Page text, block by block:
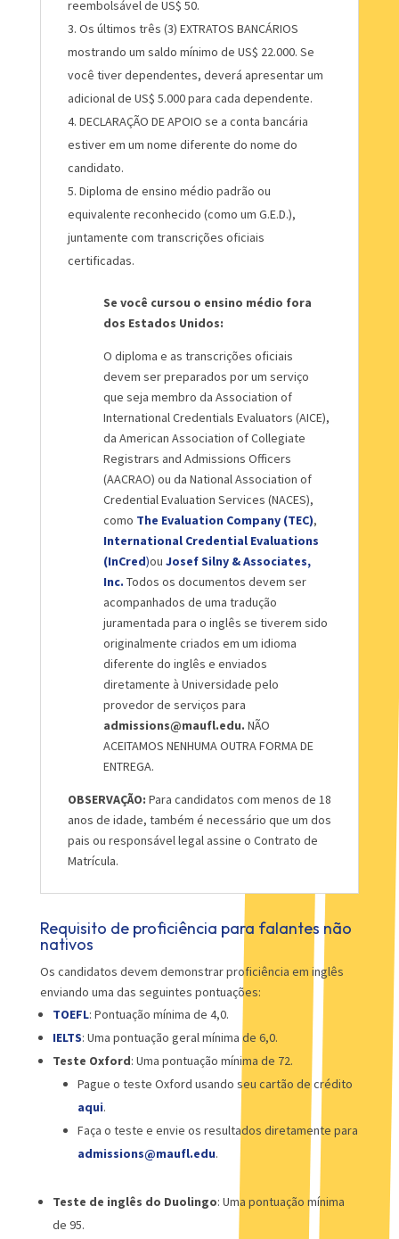
reembolsável de US$ 50.
Os últimos três (3) EXTRATOS BANCÁRIOS
mostrando um saldo mínimo de US$ 22.000. Se
você tiver dependentes, deverá apresentar um
adicional de US$ 5.000 para cada dependente.
DECLARAÇÃO DE APOIO se a conta bancária
estiver em um nome diferente do nome do
candidato.
Diploma de ensino médio padrão ou
equivalente reconhecido (como um G.E.D.),
juntamente com transcrições oficiais
certificadas.
Se você cursou o ensino médio fora
dos Estados Unidos:
O diploma e as transcrições oficiais
devem ser preparados por um serviço
que seja membro da Association of
International Credentials Evaluators (AICE),
da American Association of Collegiate
Registrars and Admissions Officers
(AACRAO) ou da National Association of
Credential Evaluation Services (NACES),
como The Evaluation Company (TEC),
International Credential Evaluations
(InCred)ou Josef Silny & Associates,
Inc. Todos os documentos devem ser
acompanhados de uma tradução
juramentada para o inglês se tiverem sido
originalmente criados em um idioma
diferente do inglês e enviados
diretamente à Universidade pelo
provedor de serviços para
admissions@maufl.edu. NÃO
ACEITAMOS NENHUMA OUTRA FORMA DE
ENTREGA.
OBSERVAÇÃO: Para candidatos com menos de 18
anos de idade, também é necessário que um dos
pais ou responsável legal assine o Contrato de
Matrícula.
Requisito de proficiência para falantes não
nativos
Os candidatos devem demonstrar proficiência em inglês
enviando uma das seguintes pontuações:
TOEFL: Pontuação mínima de 4,0.
IELTS: Uma pontuação geral mínima de 6,0.
Teste Oxford: Uma pontuação mínima de 72.
Pague o teste Oxford usando seu cartão de crédito
aqui.
Faça o teste e envie os resultados diretamente para
admissions@maufl.edu.
Teste de inglês do Duolingo: Uma pontuação mínima
de 95.